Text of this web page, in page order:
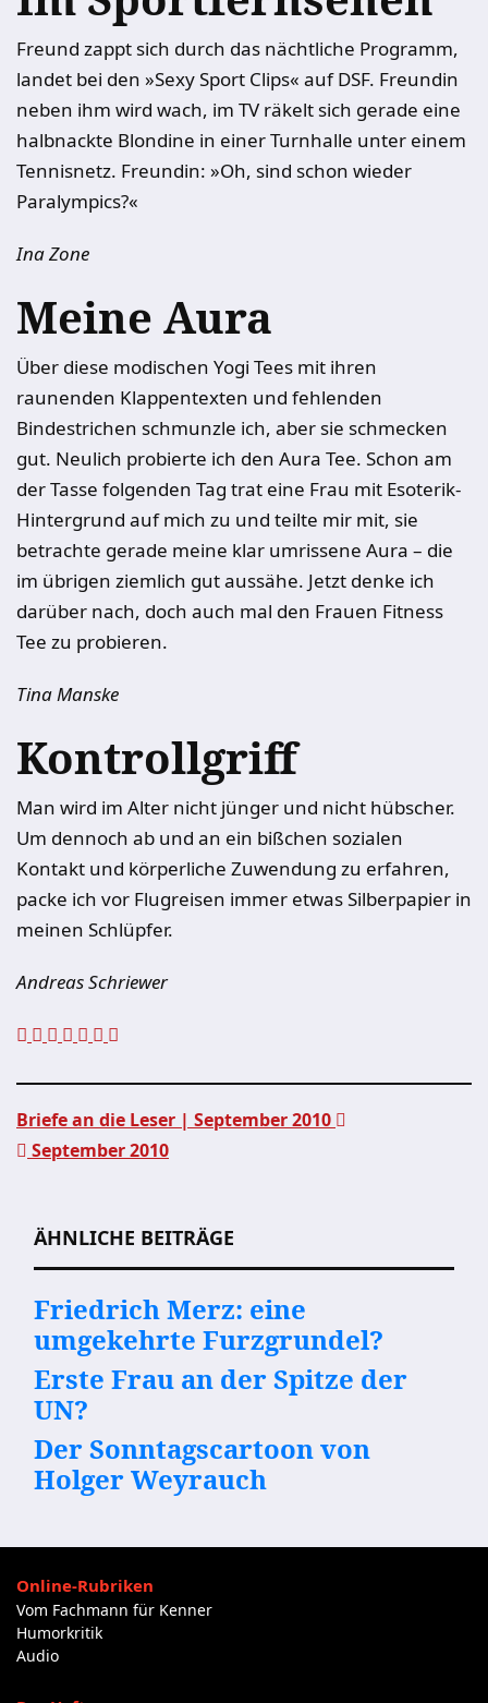
Freund zappt sich durch das nächtliche Programm,
landet bei den »Sexy Sport Clips« auf DSF. Freundin
neben ihm wird wach, im TV räkelt sich gerade eine
halbnackte Blondine in einer Turnhalle unter einem
Tennisnetz. Freundin: »Oh, sind schon wieder
Paralympics?«
Ina Zone
Meine Aura
Über diese modischen Yogi Tees mit ihren
raunenden Klappentexten und fehlenden
Bindestrichen schmunzle ich, aber sie schmecken
gut. Neulich probierte ich den Aura Tee. Schon am
der Tasse folgenden Tag trat eine Frau mit Esoterik-
Hintergrund auf mich zu und teilte mir mit, sie
betrachte gerade meine klar umrissene Aura – die
im übrigen ziemlich gut aussähe. Jetzt denke ich
darüber nach, doch auch mal den Frauen Fitness
Tee zu probieren.
Tina Manske
Kontrollgriff
Man wird im Alter nicht jünger und nicht hübscher.
Um dennoch ab und an ein bißchen sozialen
Kontakt und körperliche Zuwendung zu erfahren,
packe ich vor Flugreisen immer etwas Silberpapier in
meinen Schlüpfer.
Andreas Schriewer
Briefe an die Leser | September 2010
September 2010
ÄHNLICHE BEITRÄGE
Friedrich Merz: eine
umgekehrte Furzgrundel?
Erste Frau an der Spitze der
UN?
Der Sonntagscartoon von
Holger Weyrauch
Online-Rubriken
Vom Fachmann für Kenner
Humorkritik
Audio